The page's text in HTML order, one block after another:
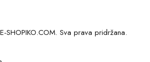
Sva prava pridržana.